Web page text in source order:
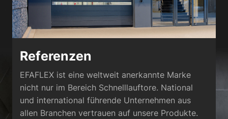
Referenzen
EFAFLEX ist eine weltweit anerkannte Marke
nicht nur im Bereich Schnelllauftore. National
und international führende Unternehmen aus
allen Branchen vertrauen auf unsere Produkte.